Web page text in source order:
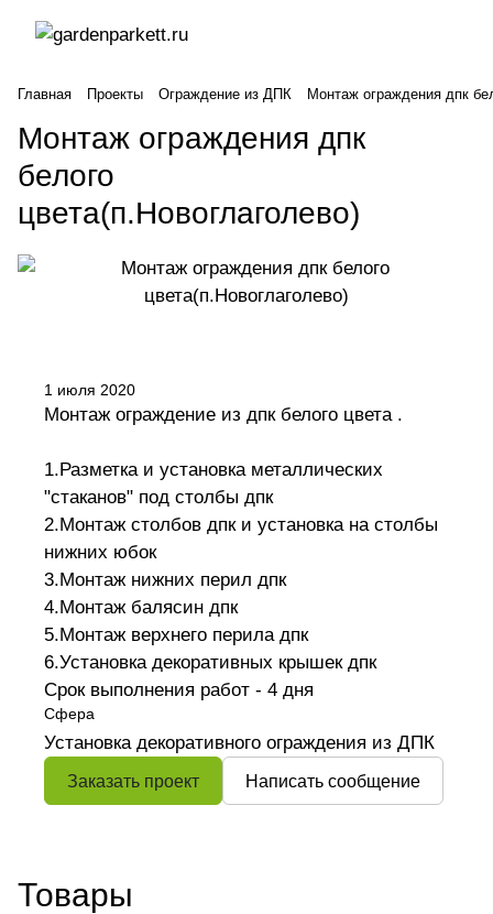
Главная Проекты Ограждение из ДПК Монтаж ограждения дпк
Монтаж ограждения дпк
белого
цвета(п.Новоглаголево)
1 июля 2020
Монтаж ограждение из дпк белого цвета .
1.Разметка и установка металлических
"стаканов" под столбы дпк
2.Монтаж столбов дпк и установка на столбы
нижних юбок
3.Монтаж нижних перил дпк
4.Монтаж балясин дпк
5.Монтаж верхнего перила дпк
6.Установка декоративных крышек дпк
Срок выполнения работ - 4 дня
Сфера
Установка декоративного ограждения из ДПК
Заказать проект Написать сообщение
Товары